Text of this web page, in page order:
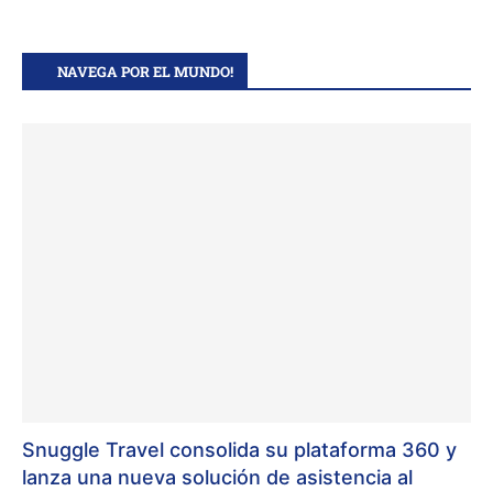
NAVEGA POR EL MUNDO!
Snuggle Travel consolida su plataforma 360 y
lanza una nueva solución de asistencia al